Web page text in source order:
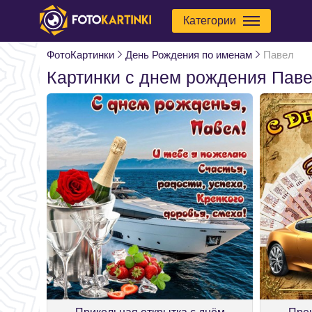
Категории
ФотоКартинки День Рождения по именам Павел
Картинки с днем рождения